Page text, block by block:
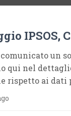
IPSOS,
comunicato un
qui nel
rispetto ai dati